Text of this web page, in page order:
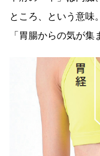
ところ、という意味
「胃腸からの気が集